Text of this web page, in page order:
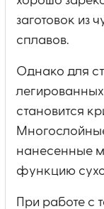
заготовок из
сплавов.
Однако для
становится
нанесенные
функцию
При работе с